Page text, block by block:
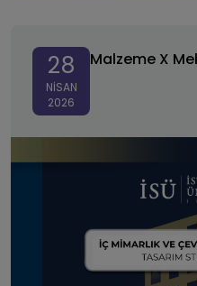
28
NISAN
2026
Malzeme X